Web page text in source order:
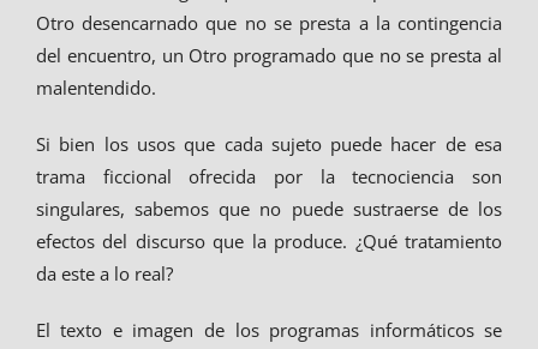
Otro desencarnado que no se presta a la contingencia
del encuentro, un Otro programado que no se presta al
malentendido.
Si bien los usos que cada sujeto puede hacer de esa
trama ficcional ofrecida por la tecnociencia son
singulares, sabemos que no puede sustraerse de los
efectos del discurso que la produce. ¿Qué tratamiento
da este a lo real?
El texto e imagen de los programas informáticos se